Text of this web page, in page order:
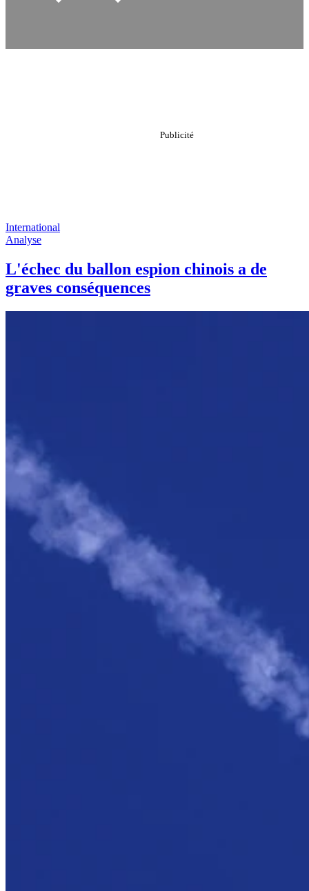
International
Analyse
L'échec du ballon espion chinois a de
graves conséquences